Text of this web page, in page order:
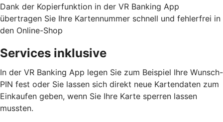
Dank der Kopierfunktion in der VR Banking App
übertragen Sie Ihre Kartennummer schnell und fehlerfrei in
den Online-Shop
Services inklusive
In der VR Banking App legen Sie zum Beispiel Ihre Wunsch-
PIN fest oder Sie lassen sich direkt neue Kartendaten zum
Einkaufen geben, wenn Sie Ihre Karte sperren lassen
mussten.